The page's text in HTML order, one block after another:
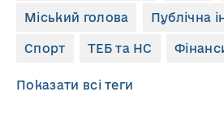
Міський голова Публічна
Спорт ТЕБ та НС
Показати всі теги